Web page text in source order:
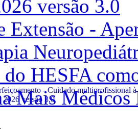
versão 3.0
Extensão -
do HESFA
Mais